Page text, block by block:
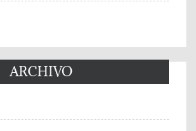
ARCHIVO